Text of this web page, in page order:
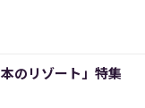
のリゾート」特集